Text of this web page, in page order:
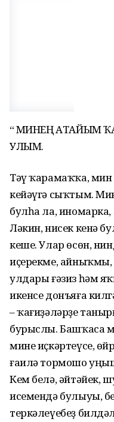
“Ә МИНЕҢ АТАЙЫМ
УЛЫМ.
Тәү ҡарамаҡҡа,
кейәүгә сыҡтым.
булһа ла, иномарка,
Ләкин, нисек кенә
кеше. Улар өсөн,
иҫерекме,
улдары ғәзиз һәм
икенсе донъяға
– ҡағиҙәләрҙе
бурыслы. Башҡаса
мине иҫкәртеүсе,
ғаилә тормошо
Кем белә, әйтәйек,
исемендә булыуы,
теркәлеүебеҙ